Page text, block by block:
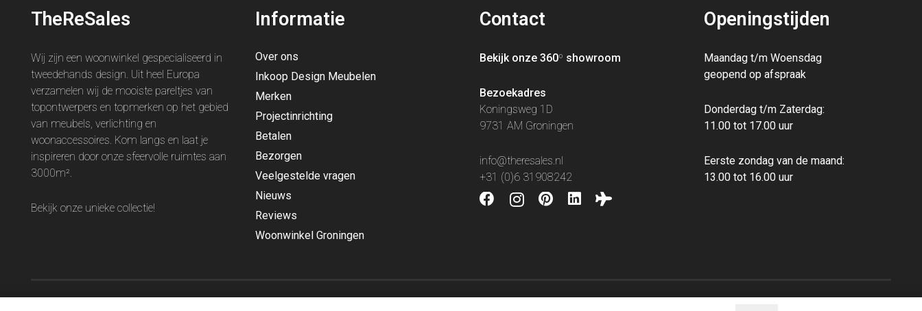
TheReSales
Wij zijn een woonwinkel gespecialiseerd in
tweedehands design. Uit heel Europa
verzamelen wij de mooiste pareltjes van
topontwerpers en topmerken op het gebied
van meubels, verlichting en
woonaccessoires. Kom langs en laat je
inspireren door onze sfeervolle ruimtes aan
3000m².
Bekijk onze unieke collectie!
Informatie
Over ons
Inkoop Design Meubelen
Merken
Projectinrichting
Betalen
Bezorgen
Veelgestelde vragen
Nieuws
Reviews
Woonwinkel Groningen
Contact
Bekijk onze 360º showroom
Bezoekadres
Koningsweg 1D
9731 AM Groningen
info@theresales.nl
+31 (0)6 31908242
Openingstijden
Maandag t/m Woensdag
geopend op afspraak
Donderdag t/m Zaterdag:
11.00 tot 17.00 uur
Eerste zondag van de maand:
13.00‭ ‬tot 16.00‭ ‬uur